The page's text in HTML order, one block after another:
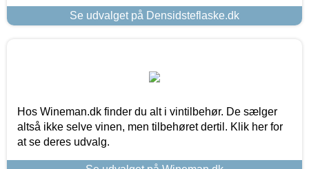
Se udvalget på Densidsteflaske.dk
Hos Wineman.dk finder du alt i vintilbehør. De sælger
altså ikke selve vinen, men tilbehøret dertil. Klik her for
at se deres udvalg.